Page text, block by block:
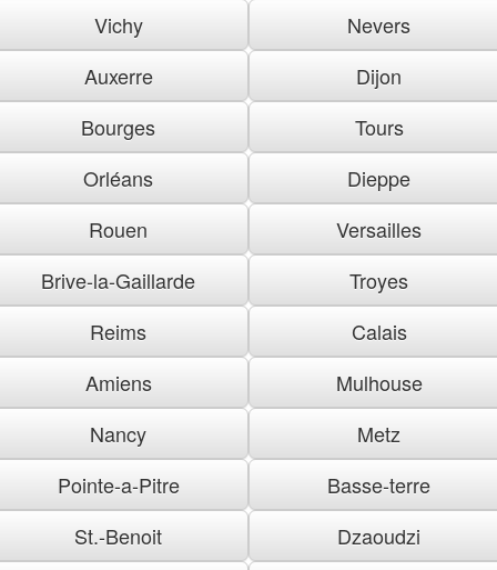
Vichy
Nevers
Auxerre
Dijon
Bourges
Tours
Orléans
Dieppe
Rouen
Versailles
Brive-la-Gaillarde
Troyes
Reims
Calais
Amiens
Mulhouse
Nancy
Metz
Pointe-a-Pitre
Basse-terre
St.-Benoit
Dzaoudzi